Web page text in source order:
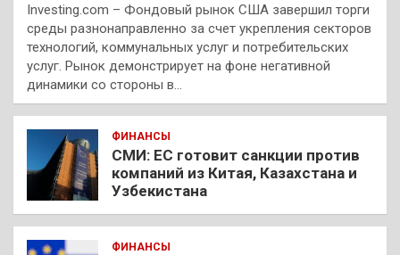
Investing.com – Фондовый рынок США завершил торги
среды разнонаправленно за счет укрепления секторов
технологий, коммунальных услуг и потребительских
услуг. Рынок демонстрирует на фоне негативной
динамики со стороны в…
ФИНАНСЫ
СМИ: ЕС готовит санкции против
компаний из Китая, Казахстана и
Узбекистана
ФИНАНСЫ